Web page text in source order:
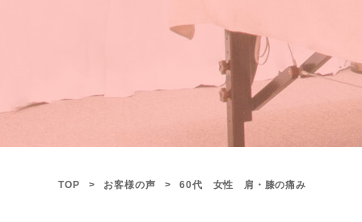
TOP お客様の声 60代 女性 肩・膝の痛み